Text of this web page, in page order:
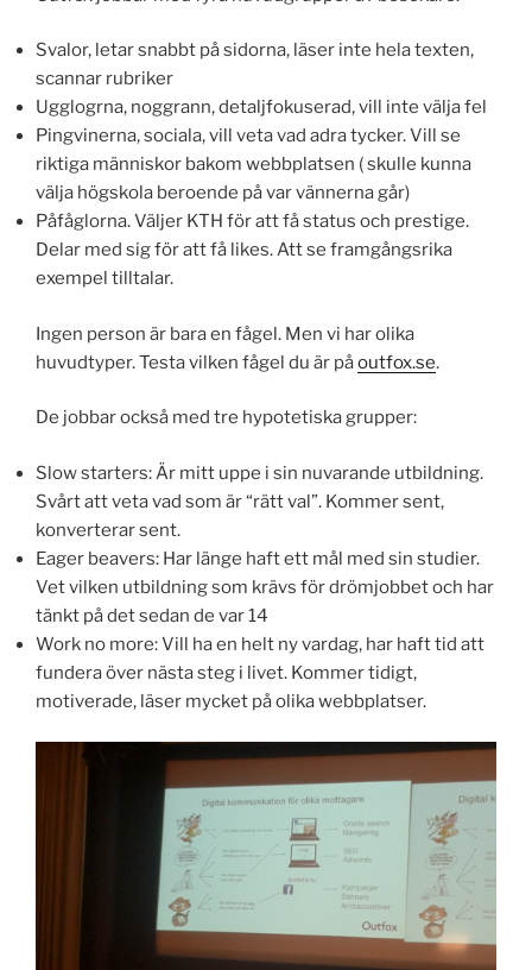
Svalor, letar snabbt på sidorna, läser inte hela texten,
scannar rubriker
Ugglogrna, noggrann, detaljfokuserad, vill inte välja fel
Pingvinerna, sociala, vill veta vad adra tycker. Vill se
riktiga människor bakom webbplatsen ( skulle kunna
välja högskola beroende på var vännerna går)
Påfåglorna. Väljer KTH för att få status och prestige.
Delar med sig för att få likes. Att se framgångsrika
exempel tilltalar.
Ingen person är bara en fågel. Men vi har olika
huvudtyper. Testa vilken fågel du är påoutfox.se.
De jobbar också med tre hypotetiska grupper:
Slow starters: Är mitt uppe i sin nuvarande utbildning.
Svårt att veta vad som är “rätt val”. Kommer sent,
konverterar sent.
Eager beavers: Har länge haft ett mål med sin studier.
Vet vilken utbildning som krävs för drömjobbet och har
tänkt på det sedan de var 14
Work no more: Vill ha en helt ny vardag, har haft tid att
fundera över nästa steg i livet. Kommer tidigt,
motiverade, läser mycket på olika webbplatser.